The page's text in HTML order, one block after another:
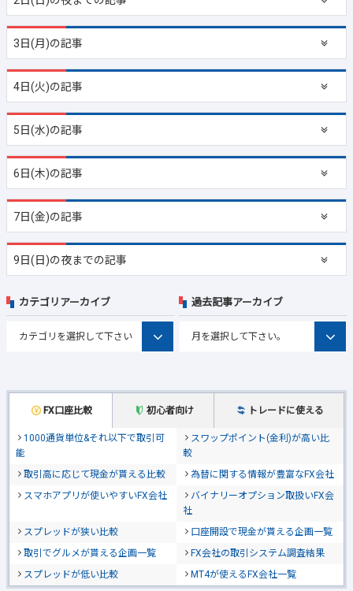
3日(月)の記事
4日(火)の記事
5日(水)の記事
6日(木)の記事
7日(金)の記事
9日(日)の夜までの記事
FX口座比較 初心者向け トレードに使える
1000通貨単位&それ以下で取引可
能
スワップポイント(金利)が高い比
較
取引高に応じて現金が貰える比較
為替に関する情報が豊富なFX会社
スマホアプリが使いやすいFX会社
バイナリーオプション取扱いFX会
社
スプレッドが狭い比較
口座開設で現金が貰える企画一覧
取引でグルメが貰える企画一覧
FX会社の取引システム調査結果
スプレッドが低い比較
MT4が使えるFX会社一覧
カテゴリアーカイブ 過去記事アーカイブ